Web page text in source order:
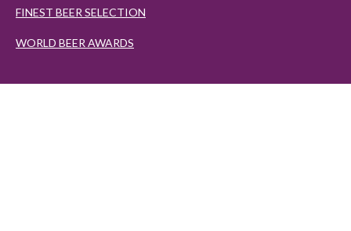
FINEST BEER SELECTION
WORLD BEER AWARDS